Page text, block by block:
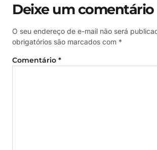
Deixe um comentário
O seu endereço de e-mail não será
obrigatórios são marcados com *
Comentário *